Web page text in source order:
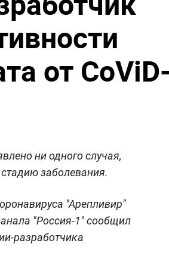
от CoViD-
ни одного случая,
заболевания.
"Арепливир"
"Россия-1" сообщил
разработчика